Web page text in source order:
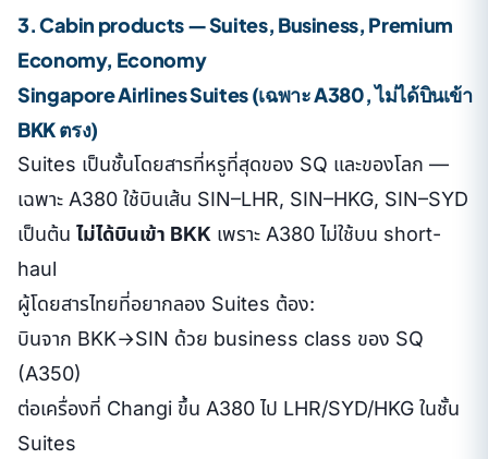
3. Cabin products — Suites, Business, Premium
Economy, Economy
Singapore Airlines Suites (เฉพาะ A380, ไม่ได้บินเข้า
BKK ตรง)
Suites เป็นชั้นโดยสารที่หรูที่สุดของ SQ และของโลก —
เฉพาะ A380 ใช้บินเส้น SIN–LHR, SIN–HKG, SIN–SYD
เป็นต้น ไม่ได้บินเข้า BKK เพราะ A380 ไม่ใช้บน short-
haul
ผู้โดยสารไทยที่อยากลอง Suites ต้อง:
บินจาก BKK→SIN ด้วย business class ของ SQ
(A350)
ต่อเครื่องที่ Changi ขึ้น A380 ไป LHR/SYD/HKG ในชั้น
Suites